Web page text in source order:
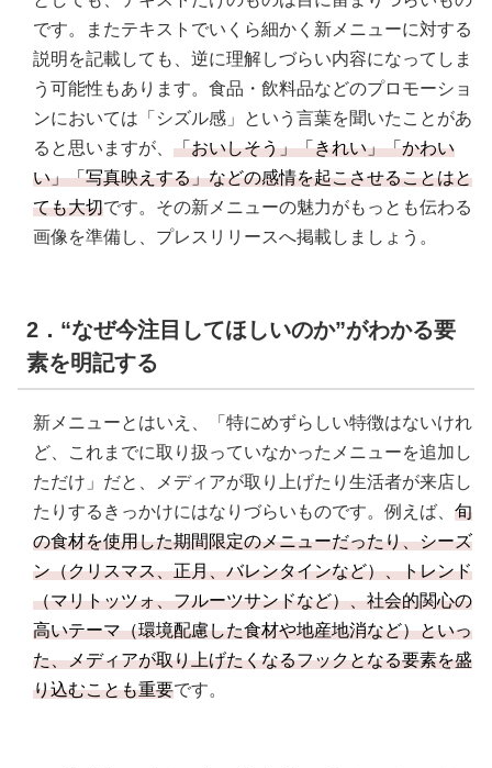
です。またテキストでいくら細かく新メニューに対する
説明を記載しても、逆に理解しづらい内容になってしま
う可能性もあります。食品・飲料品などのプロモーショ
ンにおいては「シズル感」という言葉を聞いたことがあ
ると思いますが、 「おいしそう」「きれい」「かわい
い」「写真映えする」などの感情を起こさせることはと
ても大切です。その新メニューの魅力がもっとも伝わる
画像を準備し、プレスリリースへ掲載しましょう。
2．“なぜ今注目してほしいのか”がわかる要
素を明記する
新メニューとはいえ、「特にめずらしい特徴はないけれ
ど、これまでに取り扱っていなかったメニューを追加し
ただけ」だと、メディアが取り上げたり生活者が来店し
たりするきっかけにはなりづらいものです。例えば、 旬
の食材を使用した期間限定のメニューだったり、シーズ
ン（クリスマス、正月、バレンタインなど）、トレンド
（マリトッツォ、フルーツサンドなど）、社会的関心の
高いテーマ（環境配慮した食材や地産地消など）といっ
た、メディアが取り上げたくなるフックとなる要素を盛
り込むことも重要です。